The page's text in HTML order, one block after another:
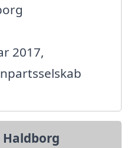
2017,
Haldborg